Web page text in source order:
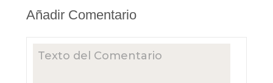
Añadir Comentario